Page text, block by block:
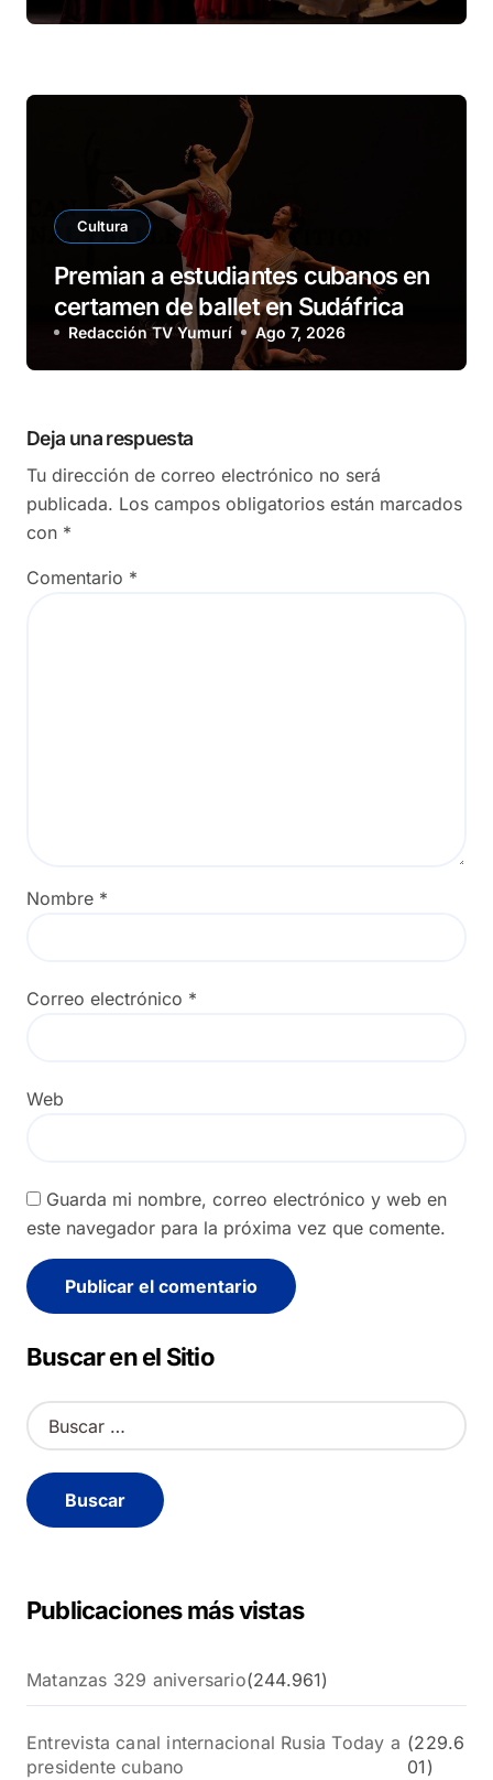
Cultura
Premian a estudiantes cubanos en
certamen de ballet en Sudáfrica
Redacción TV Yumurí Ago 7, 2026
Deja una respuesta
Tu dirección de correo electrónico no será
publicada. Los campos obligatorios están marcados
con *
Comentario *
Nombre *
Correo electrónico *
Web
Guarda mi nombre, correo electrónico y web en
este navegador para la próxima vez que comente.
Alternative:
Buscar en el Sitio
B
u
c
a
Publicaciones más vistas
Matanzas 329 aniversario(244.961)
Entrevista canal internacional Rusia Today a
presidente cubano
(229.6
01)